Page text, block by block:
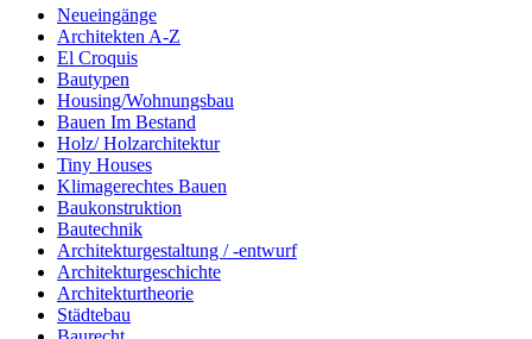
Neueingänge
Architekten A-Z
El Croquis
Bautypen
Housing/Wohnungsbau
Bauen Im Bestand
Holz/ Holzarchitektur
Tiny Houses
Klimagerechtes Bauen
Baukonstruktion
Bautechnik
Architekturgestaltung / -entwurf
Architekturgeschichte
Architekturtheorie
Städtebau